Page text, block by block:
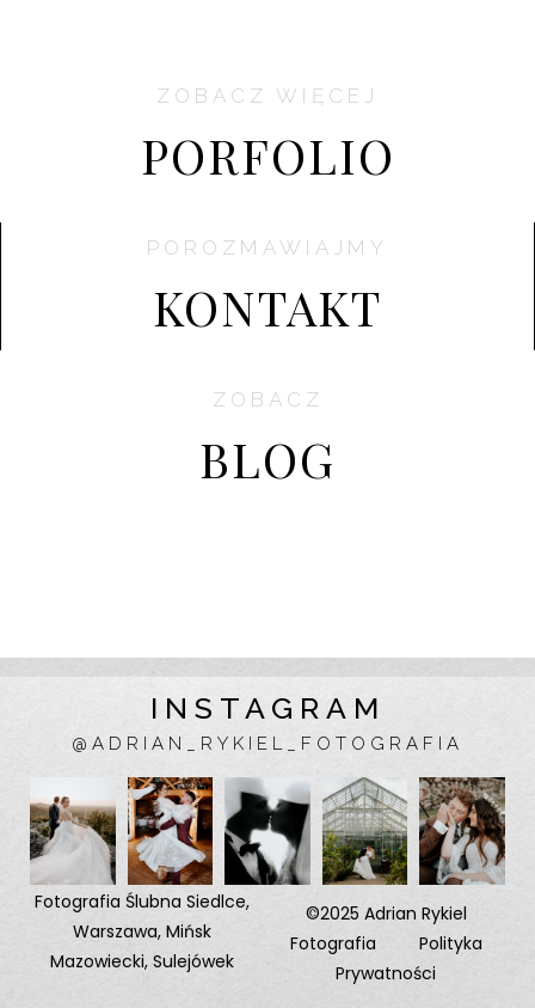
ZOBACZ WIĘCEJ
PORFOLIO
POROZMAWIAJMY
KONTAKT
ZOBACZ
BLOG
INSTAGRAM
@ADRIAN_RYKIEL_FOTOGRAFIA
©2025 Adrian Rykiel
Fotografia Polityka
Prywatności
Fotografia ŚlubnaSiedlce,
Warszawa,Mińsk
Mazowiecki,Sulejówek